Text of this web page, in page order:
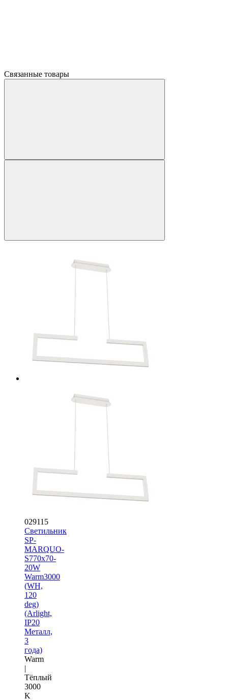
Связанные товары
029115
Светильник
SP-
MARQUO-
S770x70-
20W
Warm3000
(WH,
120
deg)
(Arlight,
IP20
Металл,
3
года)
Warm
|
Тёплый
3000
K